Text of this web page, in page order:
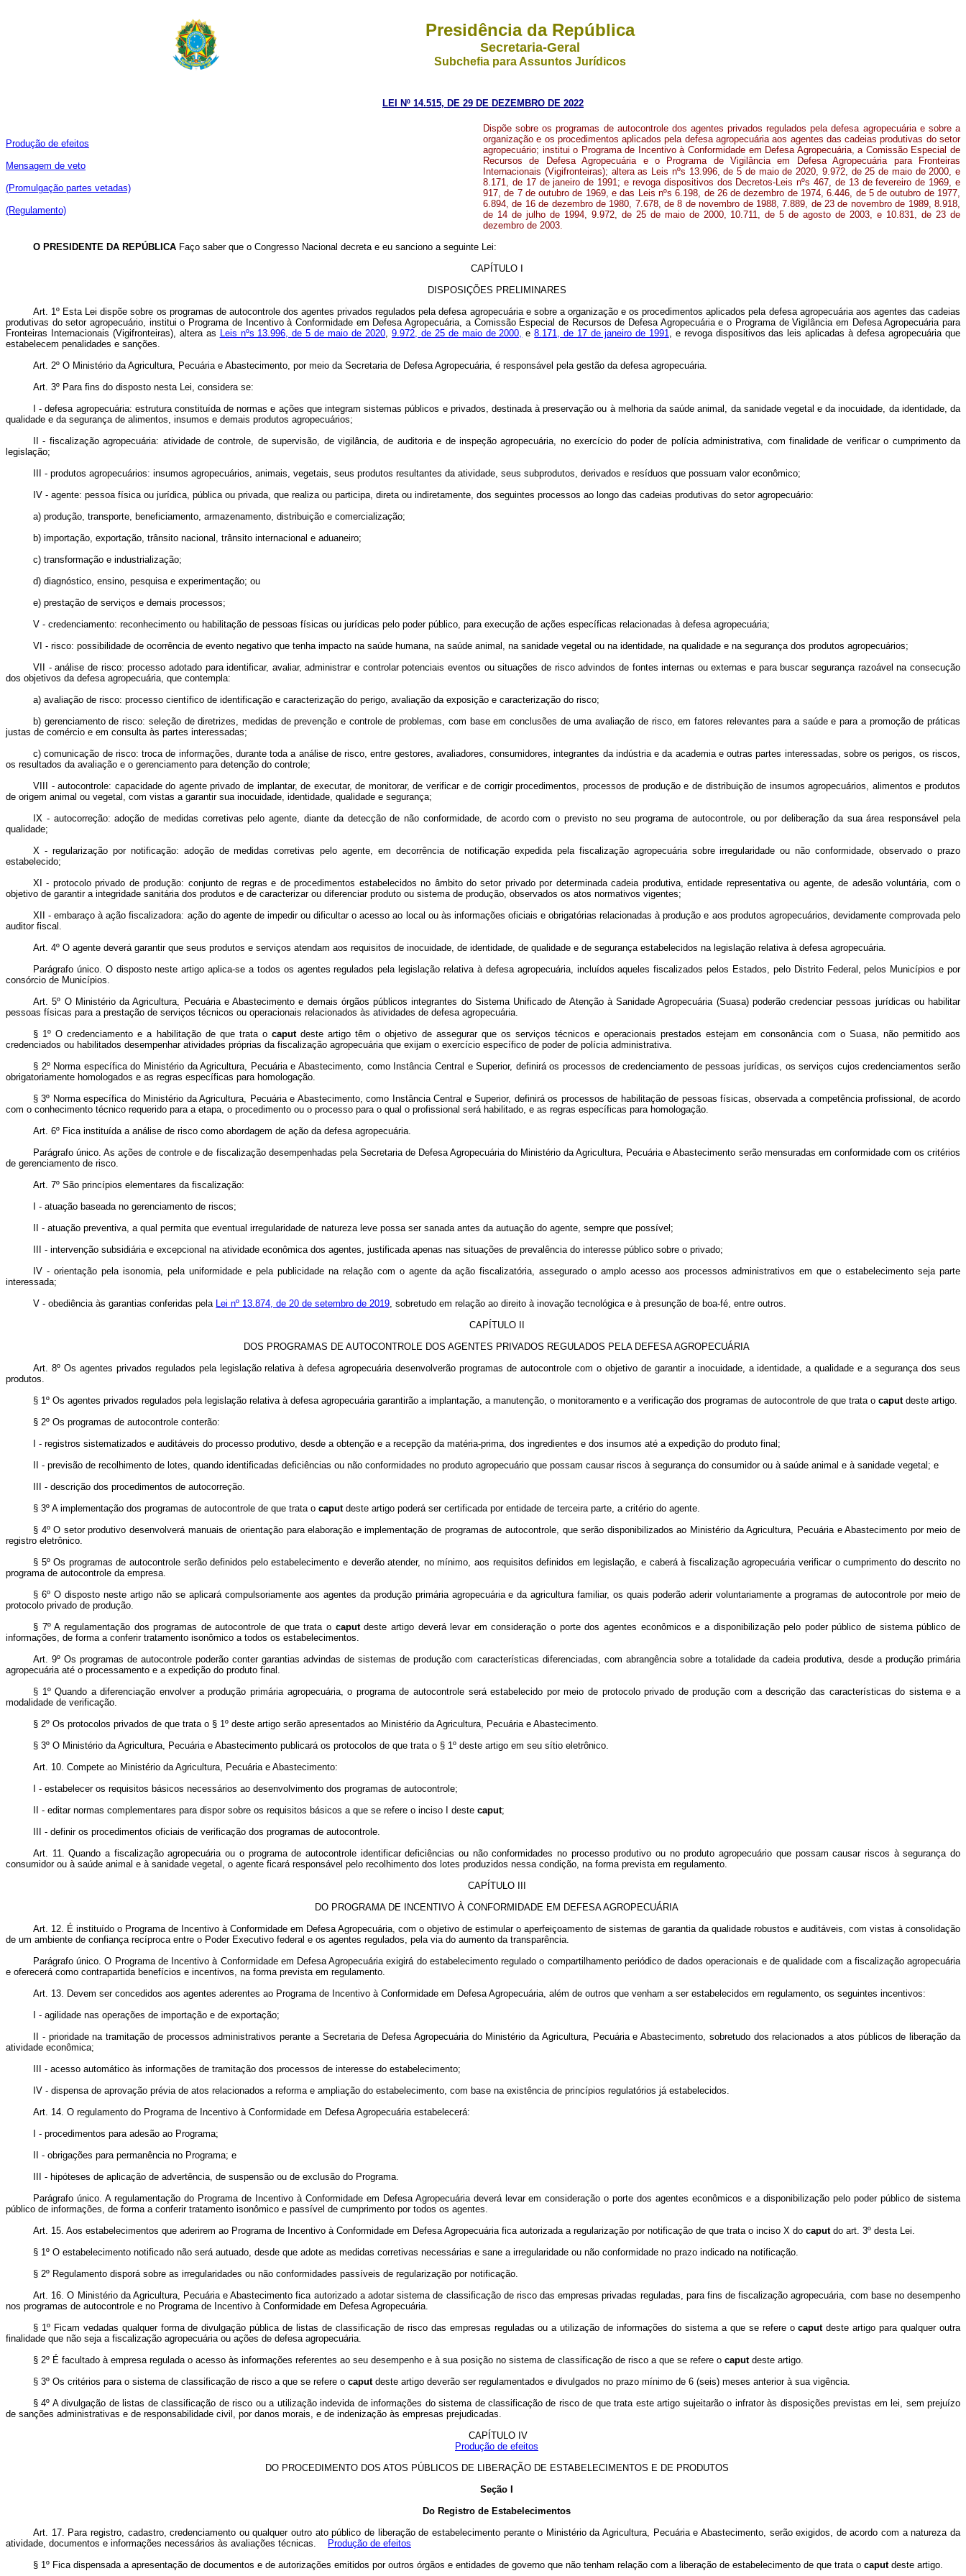
Presidência da República
Secretaria-Geral
Subchefia para Assuntos Jurídicos
LEI Nº 14.515, DE 29 DE DEZEMBRO DE 2022
Produção de efeitos
Mensagem de veto
(Promulgação partes vetadas)
(Regulamento)
Dispõe sobre os programas de autocontrole dos agentes privados regulados pela defesa agropecuária e sobre a
organização e os procedimentos aplicados pela defesa agropecuária aos agentes das cadeias produtivas do setor
agropecuário; institui o Programa de Incentivo à Conformidade em Defesa Agropecuária, a Comissão Especial de
Recursos de Defesa Agropecuária e o Programa de Vigilância em Defesa Agropecuária para Fronteiras
Internacionais (Vigifronteiras); altera as Leis nºs 13.996, de 5 de maio de 2020, 9.972, de 25 de maio de 2000, e
8.171, de 17 de janeiro de 1991; e revoga dispositivos dos Decretos-Leis nºs 467, de 13 de fevereiro de 1969, e
917, de 7 de outubro de 1969, e das Leis nºs 6.198, de 26 de dezembro de 1974, 6.446, de 5 de outubro de 1977,
6.894, de 16 de dezembro de 1980, 7.678, de 8 de novembro de 1988, 7.889, de 23 de novembro de 1989, 8.918,
de 14 de julho de 1994, 9.972, de 25 de maio de 2000, 10.711, de 5 de agosto de 2003, e 10.831, de 23 de
dezembro de 2003.
O PRESIDENTE DA REPÚBLICA Faço saber que o Congresso Nacional decreta e eu sanciono a seguinte Lei:
CAPÍTULO I
DISPOSIÇÕES PRELIMINARES
Art. 1º Esta Lei dispõe sobre os programas de autocontrole dos agentes privados regulados pela defesa agropecuária e sobre a organização e os procedimentos aplicados pela defesa agropecuária aos agentes das cadeias
produtivas do setor agropecuário, institui o Programa de Incentivo à Conformidade em Defesa Agropecuária, a Comissão Especial de Recursos de Defesa Agropecuária e o Programa de Vigilância em Defesa Agropecuária para
Fronteiras Internacionais (Vigifronteiras), altera as Leis nºs 13.996, de 5 de maio de 2020, 9.972, de 25 de maio de 2000, e8.171, de 17 de janeiro de 1991, e revoga dispositivos das leis aplicadas à defesa agropecuária que
estabelecem penalidades e sanções.
Art. 2º O Ministério da Agricultura, Pecuária e Abastecimento, por meio da Secretaria de Defesa Agropecuária, é responsável pela gestão da defesa agropecuária.
Art. 3º Para fins do disposto nesta Lei, considera se:
I - defesa agropecuária: estrutura constituída de normas e ações que integram sistemas públicos e privados, destinada à preservação ou à melhoria da saúde animal, da sanidade vegetal e da inocuidade, da identidade, da
qualidade e da segurança de alimentos, insumos e demais produtos agropecuários;
II - fiscalização agropecuária: atividade de controle, de supervisão, de vigilância, de auditoria e de inspeção agropecuária, no exercício do poder de polícia administrativa, com finalidade de verificar o cumprimento da
legislação;
III - produtos agropecuários: insumos agropecuários, animais, vegetais, seus produtos resultantes da atividade, seus subprodutos, derivados e resíduos que possuam valor econômico;
IV - agente: pessoa física ou jurídica, pública ou privada, que realiza ou participa, direta ou indiretamente, dos seguintes processos ao longo das cadeias produtivas do setor agropecuário:
a) produção, transporte, beneficiamento, armazenamento, distribuição e comercialização;
b) importação, exportação, trânsito nacional, trânsito internacional e aduaneiro;
c) transformação e industrialização;
d) diagnóstico, ensino, pesquisa e experimentação; ou
e) prestação de serviços e demais processos;
V - credenciamento: reconhecimento ou habilitação de pessoas físicas ou jurídicas pelo poder público, para execução de ações específicas relacionadas à defesa agropecuária;
VI - risco: possibilidade de ocorrência de evento negativo que tenha impacto na saúde humana, na saúde animal, na sanidade vegetal ou na identidade, na qualidade e na segurança dos produtos agropecuários;
VII - análise de risco: processo adotado para identificar, avaliar, administrar e controlar potenciais eventos ou situações de risco advindos de fontes internas ou externas e para buscar segurança razoável na consecução
dos objetivos da defesa agropecuária, que contempla:
a) avaliação de risco: processo científico de identificação e caracterização do perigo, avaliação da exposição e caracterização do risco;
b) gerenciamento de risco: seleção de diretrizes, medidas de prevenção e controle de problemas, com base em conclusões de uma avaliação de risco, em fatores relevantes para a saúde e para a promoção de práticas
justas de comércio e em consulta às partes interessadas;
c) comunicação de risco: troca de informações, durante toda a análise de risco, entre gestores, avaliadores, consumidores, integrantes da indústria e da academia e outras partes interessadas, sobre os perigos, os riscos,
os resultados da avaliação e o gerenciamento para detenção do controle;
VIII - autocontrole: capacidade do agente privado de implantar, de executar, de monitorar, de verificar e de corrigir procedimentos, processos de produção e de distribuição de insumos agropecuários, alimentos e produtos
de origem animal ou vegetal, com vistas a garantir sua inocuidade, identidade, qualidade e segurança;
IX - autocorreção: adoção de medidas corretivas pelo agente, diante da detecção de não conformidade, de acordo com o previsto no seu programa de autocontrole, ou por deliberação da sua área responsável pela
qualidade;
X - regularização por notificação: adoção de medidas corretivas pelo agente, em decorrência de notificação expedida pela fiscalização agropecuária sobre irregularidade ou não conformidade, observado o prazo
estabelecido;
XI - protocolo privado de produção: conjunto de regras e de procedimentos estabelecidos no âmbito do setor privado por determinada cadeia produtiva, entidade representativa ou agente, de adesão voluntária, com o
objetivo de garantir a integridade sanitária dos produtos e de caracterizar ou diferenciar produto ou sistema de produção, observados os atos normativos vigentes;
XII - embaraço à ação fiscalizadora: ação do agente de impedir ou dificultar o acesso ao local ou às informações oficiais e obrigatórias relacionadas à produção e aos produtos agropecuários, devidamente comprovada pelo
auditor fiscal.
Art. 4º O agente deverá garantir que seus produtos e serviços atendam aos requisitos de inocuidade, de identidade, de qualidade e de segurança estabelecidos na legislação relativa à defesa agropecuária.
Parágrafo único. O disposto neste artigo aplica-se a todos os agentes regulados pela legislação relativa à defesa agropecuária, incluídos aqueles fiscalizados pelos Estados, pelo Distrito Federal, pelos Municípios e por
consórcio de Municípios.
Art. 5º O Ministério da Agricultura, Pecuária e Abastecimento e demais órgãos públicos integrantes do Sistema Unificado de Atenção à Sanidade Agropecuária (Suasa) poderão credenciar pessoas jurídicas ou habilitar
pessoas físicas para a prestação de serviços técnicos ou operacionais relacionados às atividades de defesa agropecuária.
§ 1º O credenciamento e a habilitação de que trata o caputdeste artigo têm o objetivo de assegurar que os serviços técnicos e operacionais prestados estejam em consonância com o Suasa, não permitido aos
credenciados ou habilitados desempenhar atividades próprias da fiscalização agropecuária que exijam o exercício específico de poder de polícia administrativa.
§ 2º Norma específica do Ministério da Agricultura, Pecuária e Abastecimento, como Instância Central e Superior, definirá os processos de credenciamento de pessoas jurídicas, os serviços cujos credenciamentos serão
obrigatoriamente homologados e as regras específicas para homologação.
§ 3º Norma específica do Ministério da Agricultura, Pecuária e Abastecimento, como Instância Central e Superior, definirá os processos de habilitação de pessoas físicas, observada a competência profissional, de acordo
com o conhecimento técnico requerido para a etapa, o procedimento ou o processo para o qual o profissional será habilitado, e as regras específicas para homologação.
Art. 6º Fica instituída a análise de risco como abordagem de ação da defesa agropecuária.
Parágrafo único. As ações de controle e de fiscalização desempenhadas pela Secretaria de Defesa Agropecuária do Ministério da Agricultura, Pecuária e Abastecimento serão mensuradas em conformidade com os critérios
de gerenciamento de risco.
Art. 7º São princípios elementares da fiscalização:
I - atuação baseada no gerenciamento de riscos;
II - atuação preventiva, a qual permita que eventual irregularidade de natureza leve possa ser sanada antes da autuação do agente, sempre que possível;
III - intervenção subsidiária e excepcional na atividade econômica dos agentes, justificada apenas nas situações de prevalência do interesse público sobre o privado;
IV - orientação pela isonomia, pela uniformidade e pela publicidade na relação com o agente da ação fiscalizatória, assegurado o amplo acesso aos processos administrativos em que o estabelecimento seja parte
interessada;
V - obediência às garantias conferidas pela Lei nº 13.874, de 20 de setembro de 2019, sobretudo em relação ao direito à inovação tecnológica e à presunção de boa-fé, entre outros.
CAPÍTULO II
DOS PROGRAMAS DE AUTOCONTROLE DOS AGENTES PRIVADOS REGULADOS PELA DEFESA AGROPECUÁRIA
Art. 8º Os agentes privados regulados pela legislação relativa à defesa agropecuária desenvolverão programas de autocontrole com o objetivo de garantir a inocuidade, a identidade, a qualidade e a segurança dos seus
produtos.
§ 1º Os agentes privados regulados pela legislação relativa à defesa agropecuária garantirão a implantação, a manutenção, o monitoramento e a verificação dos programas de autocontrole de que trata o caputdeste artigo.
§ 2º Os programas de autocontrole conterão:
I - registros sistematizados e auditáveis do processo produtivo, desde a obtenção e a recepção da matéria-prima, dos ingredientes e dos insumos até a expedição do produto final;
II - previsão de recolhimento de lotes, quando identificadas deficiências ou não conformidades no produto agropecuário que possam causar riscos à segurança do consumidor ou à saúde animal e à sanidade vegetal; e
III - descrição dos procedimentos de autocorreção.
§ 3º A implementação dos programas de autocontrole de que trata o caputdeste artigo poderá ser certificada por entidade de terceira parte, a critério do agente.
§ 4º O setor produtivo desenvolverá manuais de orientação para elaboração e implementação de programas de autocontrole, que serão disponibilizados ao Ministério da Agricultura, Pecuária e Abastecimento por meio de
registro eletrônico.
§ 5º Os programas de autocontrole serão definidos pelo estabelecimento e deverão atender, no mínimo, aos requisitos definidos em legislação, e caberá à fiscalização agropecuária verificar o cumprimento do descrito no
programa de autocontrole da empresa.
§ 6º O disposto neste artigo não se aplicará compulsoriamente aos agentes da produção primária agropecuária e da agricultura familiar, os quais poderão aderir voluntariamente a programas de autocontrole por meio de
protocolo privado de produção.
§ 7º A regulamentação dos programas de autocontrole de que trata o caputdeste artigo deverá levar em consideração o porte dos agentes econômicos e a disponibilização pelo poder público de sistema público de
informações, de forma a conferir tratamento isonômico a todos os estabelecimentos.
Art. 9º Os programas de autocontrole poderão conter garantias advindas de sistemas de produção com características diferenciadas, com abrangência sobre a totalidade da cadeia produtiva, desde a produção primária
agropecuária até o processamento e a expedição do produto final.
§ 1º Quando a diferenciação envolver a produção primária agropecuária, o programa de autocontrole será estabelecido por meio de protocolo privado de produção com a descrição das características do sistema e a
modalidade de verificação.
§ 2º Os protocolos privados de que trata o § 1º deste artigo serão apresentados ao Ministério da Agricultura, Pecuária e Abastecimento.
§ 3º O Ministério da Agricultura, Pecuária e Abastecimento publicará os protocolos de que trata o § 1º deste artigo em seu sítio eletrônico.
Art. 10. Compete ao Ministério da Agricultura, Pecuária e Abastecimento:
I - estabelecer os requisitos básicos necessários ao desenvolvimento dos programas de autocontrole;
II - editar normas complementares para dispor sobre os requisitos básicos a que se refere o inciso I deste caput;
III - definir os procedimentos oficiais de verificação dos programas de autocontrole.
Art. 11. Quando a fiscalização agropecuária ou o programa de autocontrole identificar deficiências ou não conformidades no processo produtivo ou no produto agropecuário que possam causar riscos à segurança do
consumidor ou à saúde animal e à sanidade vegetal, o agente ficará responsável pelo recolhimento dos lotes produzidos nessa condição, na forma prevista em regulamento.
CAPÍTULO III
DO PROGRAMA DE INCENTIVO À CONFORMIDADE EM DEFESA AGROPECUÁRIA
Art. 12. É instituído o Programa de Incentivo à Conformidade em Defesa Agropecuária, com o objetivo de estimular o aperfeiçoamento de sistemas de garantia da qualidade robustos e auditáveis, com vistas à consolidação
de um ambiente de confiança recíproca entre o Poder Executivo federal e os agentes regulados, pela via do aumento da transparência.
Parágrafo único. O Programa de Incentivo à Conformidade em Defesa Agropecuária exigirá do estabelecimento regulado o compartilhamento periódico de dados operacionais e de qualidade com a fiscalização agropecuária
e oferecerá como contrapartida benefícios e incentivos, na forma prevista em regulamento.
Art. 13. Devem ser concedidos aos agentes aderentes ao Programa de Incentivo à Conformidade em Defesa Agropecuária, além de outros que venham a ser estabelecidos em regulamento, os seguintes incentivos:
I - agilidade nas operações de importação e de exportação;
II - prioridade na tramitação de processos administrativos perante a Secretaria de Defesa Agropecuária do Ministério da Agricultura, Pecuária e Abastecimento, sobretudo dos relacionados a atos públicos de liberação da
atividade econômica;
III - acesso automático às informações de tramitação dos processos de interesse do estabelecimento;
IV - dispensa de aprovação prévia de atos relacionados a reforma e ampliação do estabelecimento, com base na existência de princípios regulatórios já estabelecidos.
Art. 14. O regulamento do Programa de Incentivo à Conformidade em Defesa Agropecuária estabelecerá:
I - procedimentos para adesão ao Programa;
II - obrigações para permanência no Programa; e
III - hipóteses de aplicação de advertência, de suspensão ou de exclusão do Programa.
Parágrafo único. A regulamentação do Programa de Incentivo à Conformidade em Defesa Agropecuária deverá levar em consideração o porte dos agentes econômicos e a disponibilização pelo poder público de sistema
público de informações, de forma a conferir tratamento isonômico e passível de cumprimento por todos os agentes.
Art. 15. Aos estabelecimentos que aderirem ao Programa de Incentivo à Conformidade em Defesa Agropecuária fica autorizada a regularização por notificação de que trata o inciso X do caputdo art. 3º desta Lei.
§ 1º O estabelecimento notificado não será autuado, desde que adote as medidas corretivas necessárias e sane a irregularidade ou não conformidade no prazo indicado na notificação.
§ 2º Regulamento disporá sobre as irregularidades ou não conformidades passíveis de regularização por notificação.
Art. 16. O Ministério da Agricultura, Pecuária e Abastecimento fica autorizado a adotar sistema de classificação de risco das empresas privadas reguladas, para fins de fiscalização agropecuária, com base no desempenho
nos programas de autocontrole e no Programa de Incentivo à Conformidade em Defesa Agropecuária.
§ 1º Ficam vedadas qualquer forma de divulgação pública de listas de classificação de risco das empresas reguladas ou a utilização de informações do sistema a que se refere ocaputdeste artigo para qualquer outra
finalidade que não seja a fiscalização agropecuária ou ações de defesa agropecuária.
§ 2º É facultado à empresa regulada o acesso às informações referentes ao seu desempenho e à sua posição no sistema de classificação de risco a que se refere o caputdeste artigo.
§ 3º Os critérios para o sistema de classificação de risco a que se refere o caputdeste artigo deverão ser regulamentados e divulgados no prazo mínimo de 6 (seis) meses anterior à sua vigência.
§ 4º A divulgação de listas de classificação de risco ou a utilização indevida de informações do sistema de classificação de risco de que trata este artigo sujeitarão o infrator às disposições previstas em lei, sem prejuízo
de sanções administrativas e de responsabilidade civil, por danos morais, e de indenização às empresas prejudicadas.
CAPÍTULO IV
Produção de efeitos
DO PROCEDIMENTO DOS ATOS PÚBLICOS DE LIBERAÇÃO DE ESTABELECIMENTOS E DE PRODUTOS
Seção I
Do Registro de Estabelecimentos
Art. 17. Para registro, cadastro, credenciamento ou qualquer outro ato público de liberação de estabelecimento perante o Ministério da Agricultura, Pecuária e Abastecimento, serão exigidos, de acordo com a natureza da
atividade, documentos e informações necessários às avaliações técnicas.
Produção de efeitos
§ 1º Fica dispensada a apresentação de documentos e de autorizações emitidos por outros órgãos e entidades de governo que não tenham relação com a liberação de estabelecimento de que trata o caputdeste artigo.